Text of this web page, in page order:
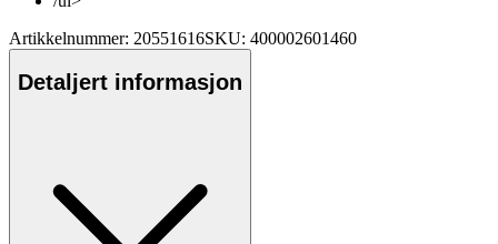
Artikkelnummer: 20551616SKU: 400002601460
Detaljert informasjon